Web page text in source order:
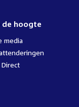
hoogte
media